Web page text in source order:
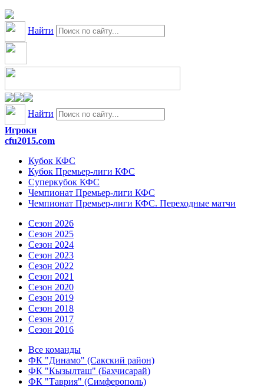
Найти
Найти
Игроки
cfu2015.com
Кубок КФС
Кубок Премьер-лиги КФС
Суперкубок КФС
Чемпионат Премьер-лиги КФС
Чемпионат Премьер-лиги КФС. Переходные матчи
Сезон 2026
Сезон 2025
Сезон 2024
Сезон 2023
Сезон 2022
Сезон 2021
Сезон 2020
Сезон 2019
Сезон 2018
Сезон 2017
Сезон 2016
Все команды
ФК "Динамо" (Сакский район)
ФК "Кызылташ" (Бахчисарай)
ФК "Таврия" (Симферополь)